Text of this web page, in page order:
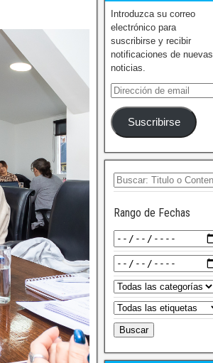
Introduzca su correo
electrónico para
suscribirse y recibir
notificaciones de nuevas
noticias.
Suscribirse
Rango de Fechas